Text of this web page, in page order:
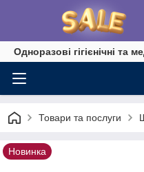
Одноразові гігієнічні
Товари та послуги
Новинка